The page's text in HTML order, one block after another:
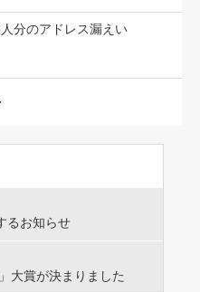
分のアドレス漏えい
るお知らせ
大賞が決まりました